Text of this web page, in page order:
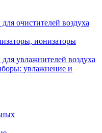
очистителей воздуха
ионизаторы
увлажнителей воздуха
увлажнение и